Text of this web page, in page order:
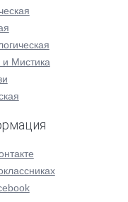
Мистика